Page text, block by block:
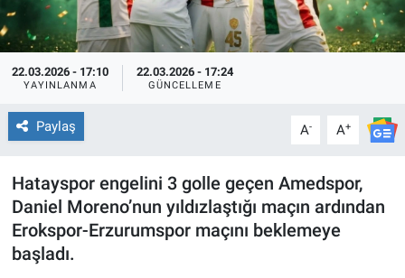
22.03.2026 - 17:10
YAYINLANMA
22.03.2026 - 17:24
GÜNCELLEME
Paylaş A- A+
Hatayspor engelini 3 golle geçen Amedspor,
Daniel Moreno’nun yıldızlaştığı maçın ardından
Erokspor-Erzurumspor maçını beklemeye
başladı.
SAĞLIK
SPOR
TEKNOLOJİ